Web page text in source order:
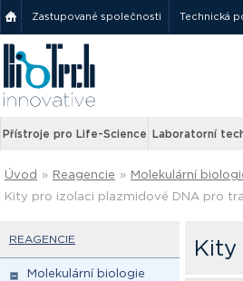
Zastupované společnosti Technická
Přístroje pro Life-Science Laboratorní
Úvod » Reagencie » Molekulární
Kity pro izolaci plazmidové DNA pro
REAGENCIE
Molekulární biologie
Kity